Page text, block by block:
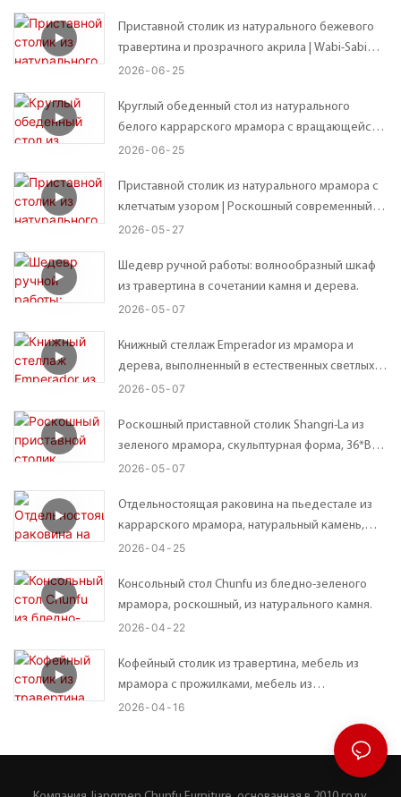
Приставной столик из натурального бежевого
травертина и прозрачного акрила | Wabi-Sabi
Custom Organic Неправильной формы
размеры
2026 06 25
Круглый обеденный стол из натурального
белого каррарского мрамора с вращающейся
подставкой Lazy Susan.
2026 06 25
Приставной столик из натурального мрамора с
клетчатым узором | Роскошный современный
приставной столик – 41*41*В56 см
2026 05 27
Шедевр ручной работы: волнообразный шкаф
из травертина в сочетании камня и дерева.
2026 05 07
Книжный стеллаж Emperador из мрамора и
дерева, выполненный в естественных светлых и
темных тонах, в современном стиле, с открытой
2026 05 07
Роскошный приставной столик Shangri-La из
зеленого мрамора, скульптурная форма, 36*В45
см.
2026 05 07
Отдельностоящая раковина на пьедестале из
каррарского мрамора, натуральный камень,
эффектный элемент декора для ванной
2026 04 25
Консольный стол Chunfu из бледно-зеленого
мрамора, роскошный, из натурального камня.
2026 04 22
Кофейный столик из травертина, мебель из
мрамора с прожилками, мебель из
полированного мрамора.
2026 04 16